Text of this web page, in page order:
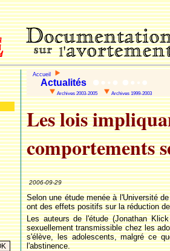
Accueil
Actualités
Archives 2003-2005 Archives 1999-2003
Les lois
comportements
2006-09-29
Selon une étude menée à l'Université
ont des effets positifs sur la réduction
Les auteurs de l'étude (Jonathan
sexuellement transmissible chez les
s'élève, les adolescents, malgré ce
l'abstinence.